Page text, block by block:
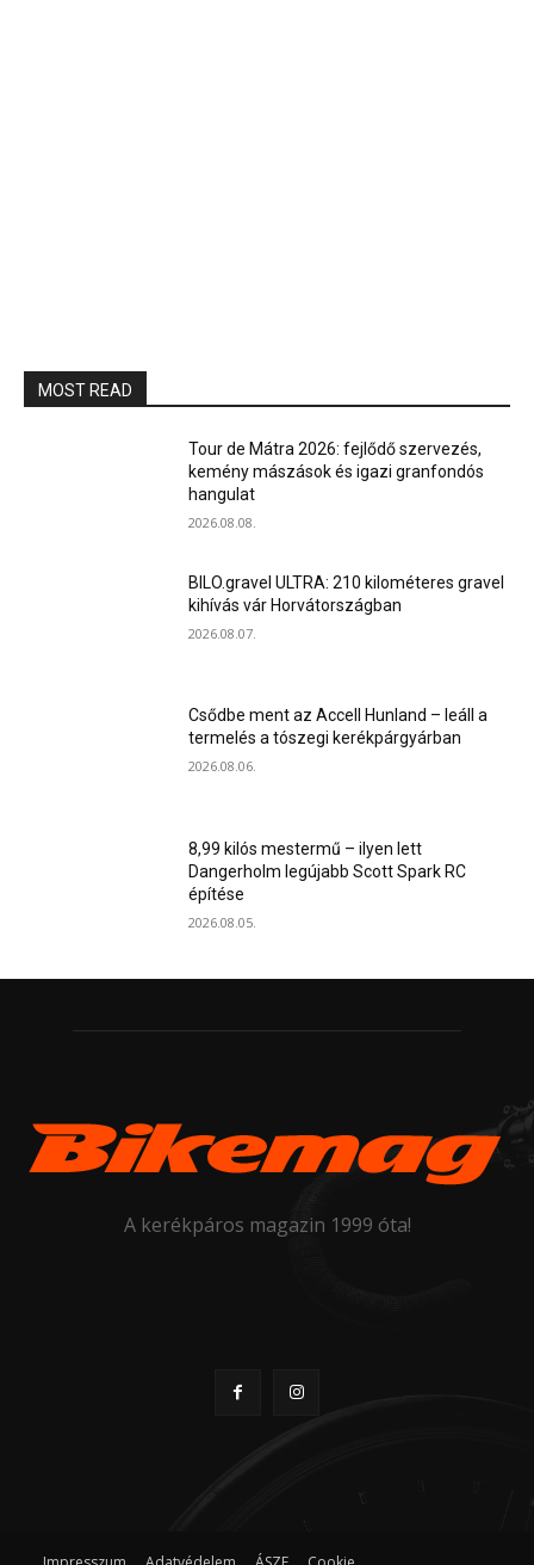
MOST READ
Tour de Mátra 2026: fejlődő szervezés,
kemény mászások és igazi granfondós
hangulat
2026.08.08.
BILO.gravel ULTRA: 210 kilométeres gravel
kihívás vár Horvátországban
2026.08.07.
Csődbe ment az Accell Hunland – leáll a
termelés a tószegi kerékpárgyárban
2026.08.06.
8,99 kilós mestermű – ilyen lett
Dangerholm legújabb Scott Spark RC
építése
2026.08.05.
A kerékpáros magazin 1999 óta!